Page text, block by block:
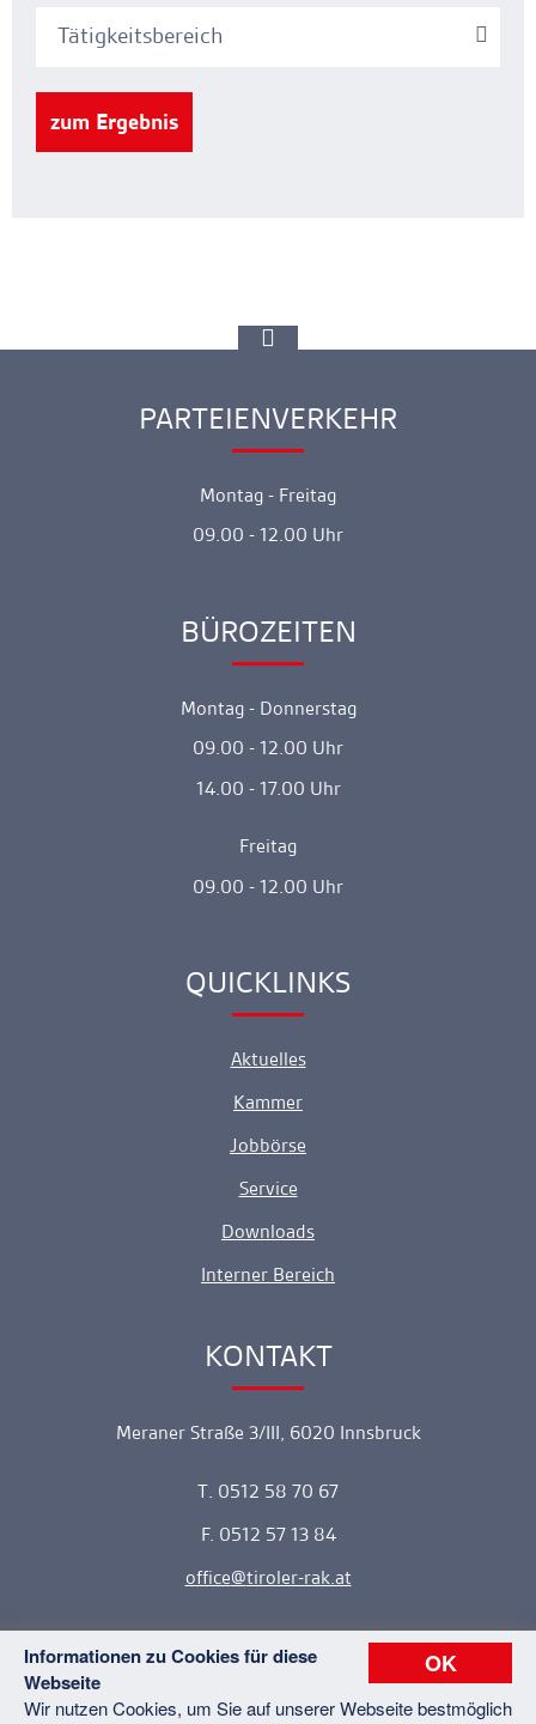
OK
Informationen zu Cookies für diese
Webseite
Wir nutzen Cookies, um Sie auf unserer Webseite bestmöglich
Tätigkeitsbereich
zum Ergebnis
Ankerlink
PARTEIENVERKEHR
Montag - Freitag
09.00 - 12.00 Uhr
Ankerlink
BÜROZEITEN
Montag - Donnerstag
09.00 - 12.00 Uhr
14.00 - 17.00 Uhr
Freitag
09.00 - 12.00 Uhr
Ankerlink
QUICKLINKS
Aktuelles
Kammer
Jobbörse
Service
Downloads
Interner Bereich
Ankerlink
KONTAKT
Meraner Straße 3/III, 6020 Innsbruck
T. 0512 58 70 67
F. 0512 57 13 84
office
tiroler-rak.at
Copyright © 2026 Tiroler Rechtsanwaltskammer. Alle Rechte
vorbehalten.
zur